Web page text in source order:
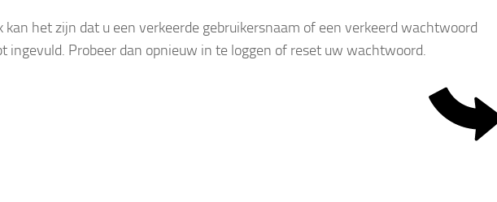
kan het zijn dat u een verkeerde gebruikersnaam of een verkeerd wachtwoord
ingevuld. Probeer dan opnieuw in te loggen of reset uw wachtwoord.